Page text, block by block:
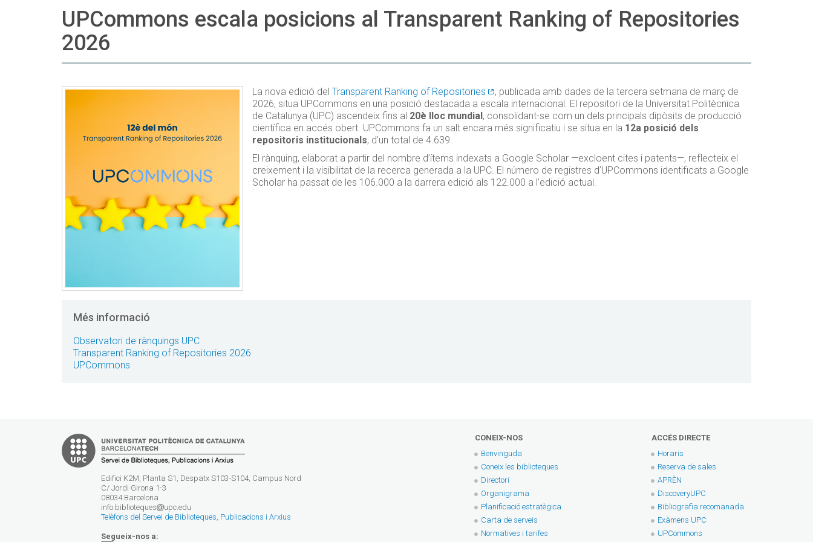
UPCommons escala posicions al Transparent Ranking of Repositories
2026
La nova edició del Transparent Ranking of Repositories
, publicada amb dades de la tercera setmana de març de
2026, situa UPCommons en una posició destacada a escala internacional. El repositori de la Universitat Politècnica
de Catalunya (UPC) ascendeix fins al 20è lloc mundial, consolidant-se com un dels principals dipòsits de producció
científica en accés obert. UPCommons fa un salt encara més significatiu i se situa en la 12a posició dels
repositoris institucionals, d'un total de 4.639.
El rànquing, elaborat a partir del nombre d’ítems indexats a Google Scholar —excloent cites i patents—, reflecteix el
creixement i la visibilitat de la recerca generada a la UPC. El número de registres d’UPCommons identificats a Google
Scholar ha passat de les 106.000 a la darrera edició als 122.000 a l’edició actual.
Més informació
Observatori de rànquings UPC
Transparent Ranking of Repositories 2026
UPCommons
Edifici K2M, Planta S1, Despatx S103-S104, Campus Nord
C/ Jordi Girona 1-3
08034 Barcelona
info.biblioteques
upc.edu
Telèfons del Servei de Biblioteques, Publicacions i Arxius
Segueix-nos a:
CONEIX-NOS
Benvinguda
Coneix les biblioteques
Directori
Organigrama
Planificació estratègica
Carta de serveis
Normatives i tarifes
ACCÉS DIRECTE
Horaris
Reserva de sales
APRÈN
DiscoveryUPC
Bibliografia recomanada
Exàmens UPC
UPCommons